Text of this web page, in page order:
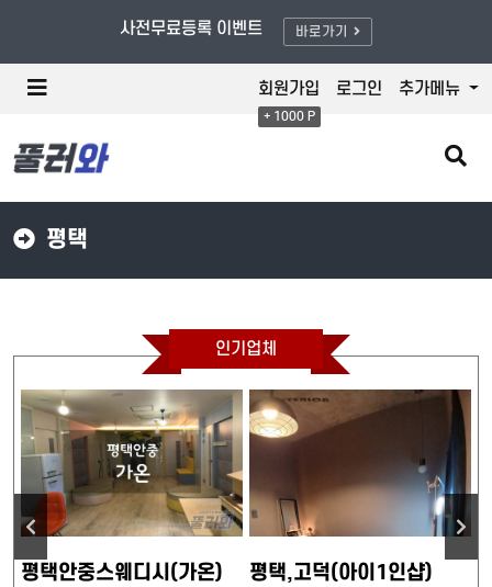
사전무료등록 이벤트 바로가기
풀러와/할인적용 - 최대 80% OFF
메
튼
회원가입
+ 1000 P
로그인 추가메뉴
검
색
버
평택
인기업체
평택안중스웨디시(가온) 평택,고덕(아이1인샵)